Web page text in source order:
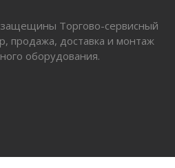
Торгово-сервисный
продажа, доставка и монтаж
оборудования.